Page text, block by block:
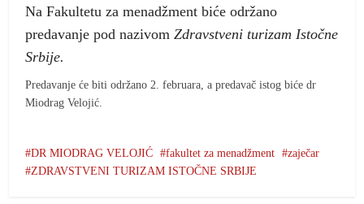
Na Fakultetu za menadžment biće održano
predavanje pod nazivomZdravstveni turizam Istočne
Srbije.
Predavanje će biti održano 2. februara, a predavač istog biće dr
Miodrag Velojić.
DR MIODRAG VELOJIĆ fakultet za menadžment
zaječar
ZDRAVSTVENI TURIZAM ISTOČNE SRBIJE